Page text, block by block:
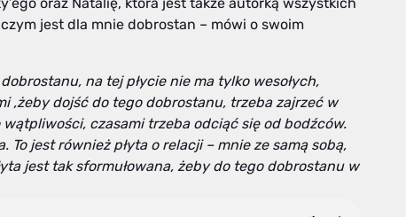
jest dla mnie dobrostan – mówi o swoim
na tej płycie nie ma tylko wesołych,
,żeby dojść do tego dobrostanu, trzeba zajrzeć w
czasami trzeba odciąć się od bodźców.
jest również płyta o relacji – mnie ze samą sobą,
jest tak sformułowana, żeby do tego dobrostanu w